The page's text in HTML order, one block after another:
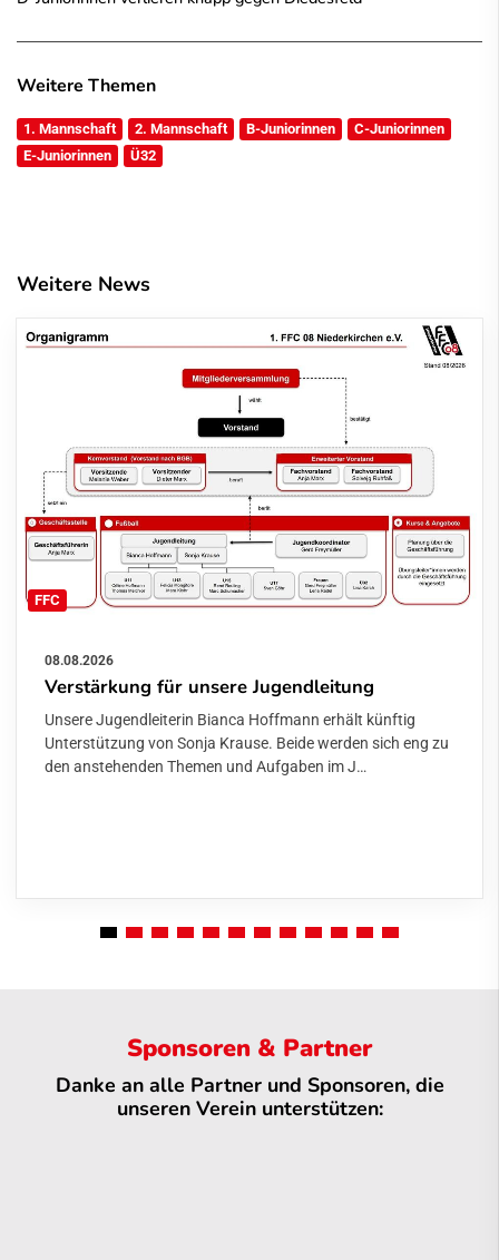
Weitere Themen
1. Mannschaft 2. Mannschaft B-Juniorinnen
C-Juniorinnen
E-Juniorinnen
Ü32
Weitere News
FFC
08.08.2026
Verstärkung für unsere Jugendleitung
Unsere Jugendleiterin Bianca Hoffmann erhält künftig
Unterstützung von Sonja Krause. Beide werden sich eng zu
den anstehenden Themen und Aufgaben im J…
Sponsoren & Partner
Danke an alle Partner und Sponsoren, die
unseren Verein unterstützen: